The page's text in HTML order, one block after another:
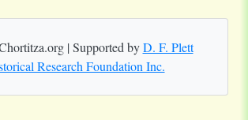
| Supported byD. F. Plett
Research Foundation Inc.